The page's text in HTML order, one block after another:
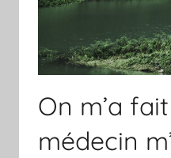
On m’a
médecin